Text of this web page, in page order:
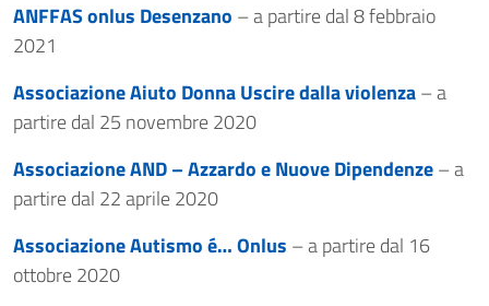
ANFFAS onlus Desenzano – a partire dal 8 febbraio
2021
Associazione Aiuto Donna Uscire dalla violenza– a
partire dal 25 novembre 2020
Associazione AND – Azzardo e Nuove Dipendenze– a
partire dal 22 aprile 2020
Associazione Autismo é… Onlus – a partire dal 16
ottobre 2020